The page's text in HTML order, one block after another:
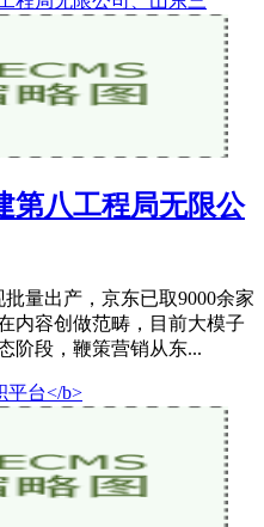
第八工程局无限公
量出产，京东已取9000余家
内容创做范畴，目前大模子
阶段，鞭策营销从东...